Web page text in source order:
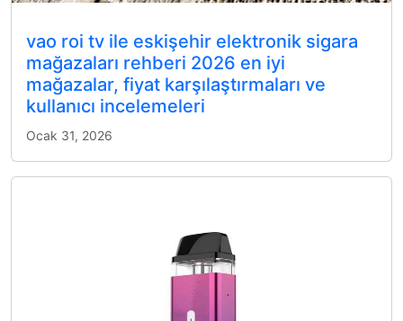
vao roi tv ile eskişehir elektronik sigara
mağazaları rehberi 2026 en iyi
mağazalar, fiyat karşılaştırmaları ve
kullanıcı incelemeleri
Ocak 31, 2026